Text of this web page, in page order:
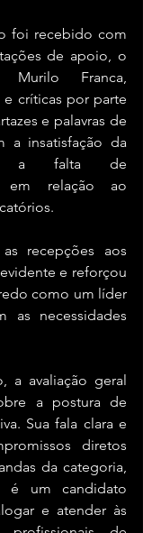
foi recebido com
de apoio, o
Murilo Franca,
críticas por parte
e palavras de
a insatisfação da
a falta de
em relação ao
recepções aos
e reforçou
como um líder
as necessidades
a avaliação geral
a postura de
Sua fala clara e
diretos
da categoria,
é um candidato
e atender às